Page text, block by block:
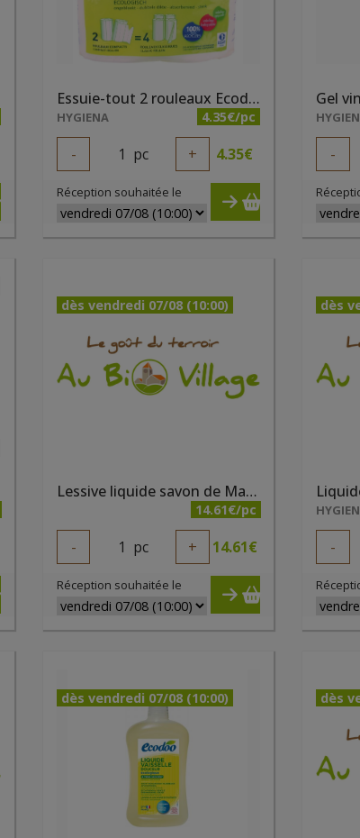
Essuie-tout 2 rouleaux Ecodoo
HYGIENA 4.35€/pc
- 1 pc + 4.35€
Réception souhaitée le
-
dès vendredi 07/08 (10:00)
Lessive liquide savon de Marseille 3 litres La Fourmi Verte
14.61€/pc
- 1 pc + 14.61€
Réception souhaitée le
dès
-
dès vendredi 07/08 (10:00) dès